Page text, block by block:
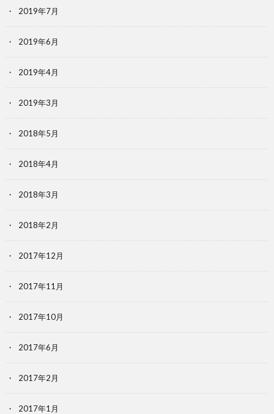
2019年7月
2019年6月
2019年4月
2019年3月
2018年5月
2018年4月
2018年3月
2018年2月
2017年12月
2017年11月
2017年10月
2017年6月
2017年2月
2017年1月